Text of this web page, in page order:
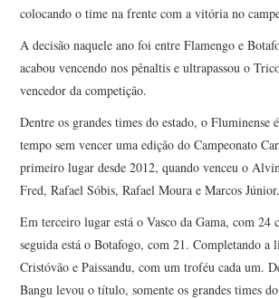
colocando o time na frente com a vitória no
A decisão naquele ano foi entre Flamengo e
acabou vencendo nos pênaltis e ultrapassou o
vencedor da competição.
Dentre os grandes times do estado, o Fluminense
tempo sem vencer uma edição do Campeonato
primeiro lugar desde 2012, quando venceu o
Fred, Rafael Sóbis, Rafael Moura e Marcos Júnior.
Em terceiro lugar está o Vasco da Gama, com 24
seguida está o Botafogo, com 21. Completando a
Cristóvão e Paissandu, com um troféu cada um.
Bangu levou o título, somente os grandes times